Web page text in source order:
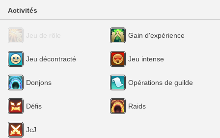
Activités
Jeu de rôle Gain d'expérience
Jeu décontracté Jeu intense
Donjons Opérations de guilde
Défis Raids
JcJ